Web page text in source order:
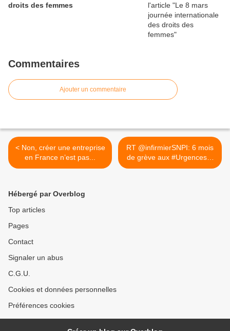
droits des femmes
Commentaires
Ajouter un commentaire
< Non, créer une entreprise
en France n’est pas...
RT @infirmierSNPI: 6 mois
de grève aux #Urgences...
>
Hébergé par Overblog
Top articles
Pages
Contact
Signaler un abus
C.G.U.
Cookies et données personnelles
Préférences cookies